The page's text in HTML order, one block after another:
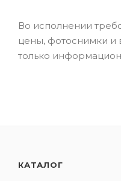
Во исполнении
цены, фотоснимки и
только
КАТАЛОГ